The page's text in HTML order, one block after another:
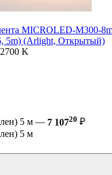
MICROLED-M300-
5m) (Arlight, Открытый)
K
5 м — 7 10720 ₽
5 м